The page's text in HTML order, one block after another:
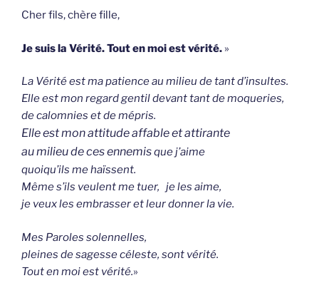
Cher fils, chère fille,
Je suis la Vérité. Tout en moi est vérité. »
La Vérité est ma patience au milieu de tant d’insultes.
Elle est mon regard gentil devant tant de moqueries,
de calomnies et de mépris.
Elle est mon attitude affable et attirante
au milieu de ces ennemisque j’aime
quoiqu’ils me haïssent.
Même s’ils veulent me tuer, je les aime,
je veux les embrasser et leur donner la vie.
Mes Paroles solennelles,
pleines de sagesse céleste, sont vérité.
Tout en moi est vérité.»